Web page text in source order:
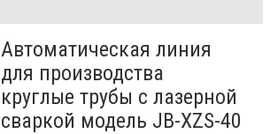
Автоматическая линия
для производства
круглые трубы с лазерной
сваркой модель JB-XZS-40